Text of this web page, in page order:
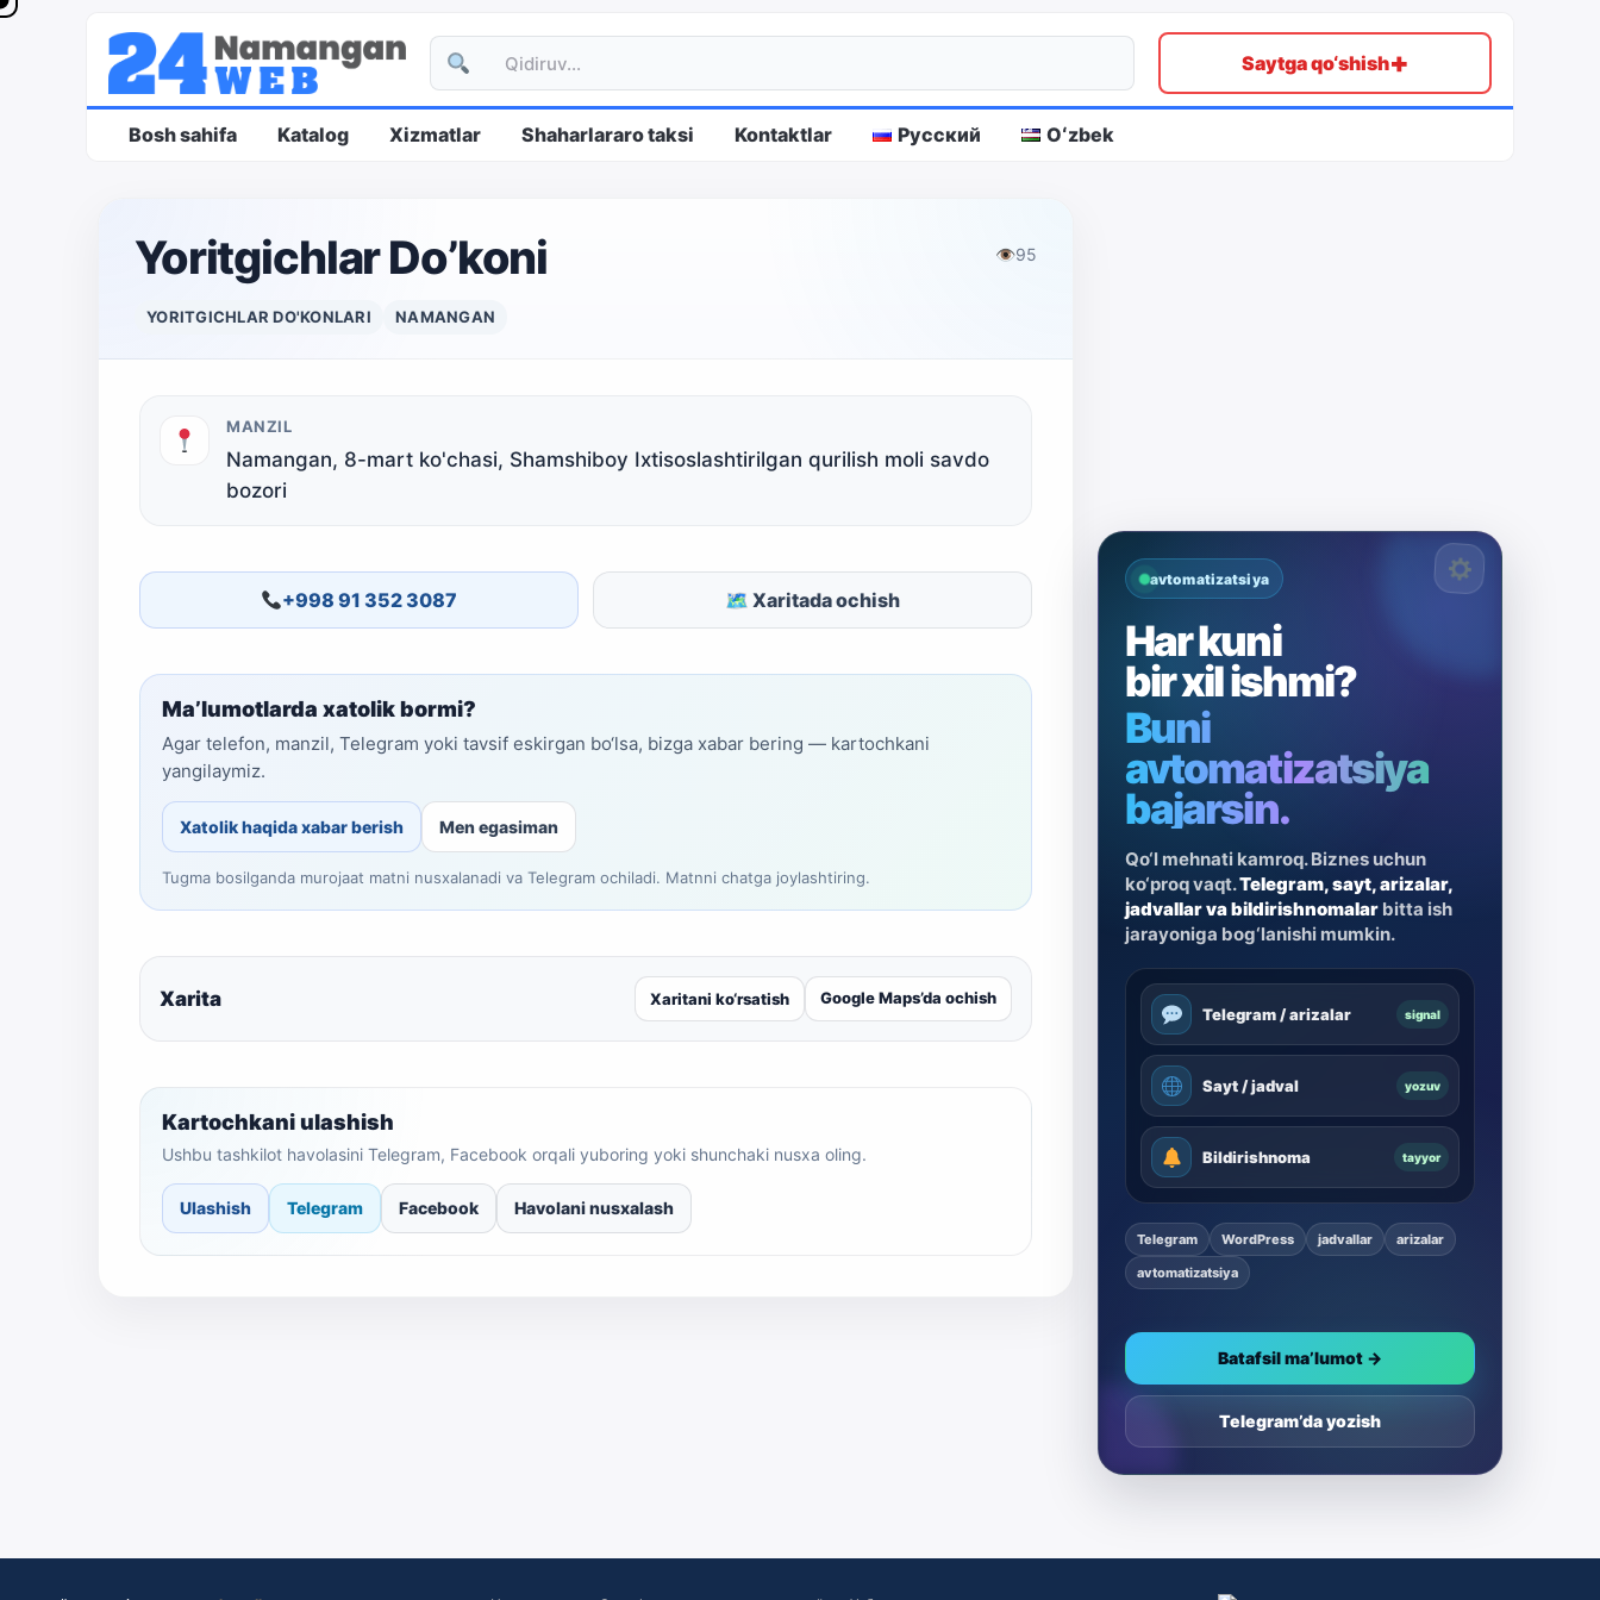
Saytga qo‘shish+
Bosh sahifa Katalog Xizmatlar Shaharlararo taksi Kontaktlar Русский Oʻzbek
Yoritgichlar Do’koni 👁95
YORITGICHLAR DO'KONLARI NAMANGAN
MANZIL
Namangan, 8-mart ko'chasi, Shamshiboy Ixtisoslashtirilgan qurilish moli savdo
bozori
+998 91 352 3087 🗺 Xaritada ochish
Ma’lumotlarda xatolik bormi?
Agar telefon, manzil, Telegram yoki tavsif eskirgan bo‘lsa, bizga xabar bering — kartochkani
yangilaymiz.
Xatolik haqida xabar berish Men egasiman
Tugma bosilganda murojaat matni nusxalanadi va Telegram ochiladi. Matnni chatga joylashtiring.
Xarita Xaritani ko‘rsatish Google Maps’da ochish
Kartochkani ulashish
Ushbu tashkilot havolasini Telegram, Facebook orqali yuboring yoki shunchaki nusxa oling.
Ulashish Telegram Facebook Havolani nusxalash
avtomatizatsiya
Har kuni
bir xil ishmi?
Buni
avtomatizatsiya
bajarsin.
Qo‘l mehnati kamroq. Biznes uchun
ko‘proq vaqt.Telegram, sayt, arizalar,
jadvallar va bildirishnomalar bitta ish
jarayoniga bog‘lanishi mumkin.
Telegram / arizalar signal
Sayt / jadval yozuv
Bildirishnoma tayyor
Telegram WordPress jadvallar
arizalar
avtomatizatsiya
Batafsil ma’lumot →
Telegram’da yozish